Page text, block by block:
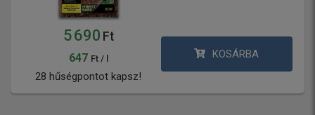
5 690 Ft
647 Ft / l
28 hűségpontot kapsz!
KOSÁRBA